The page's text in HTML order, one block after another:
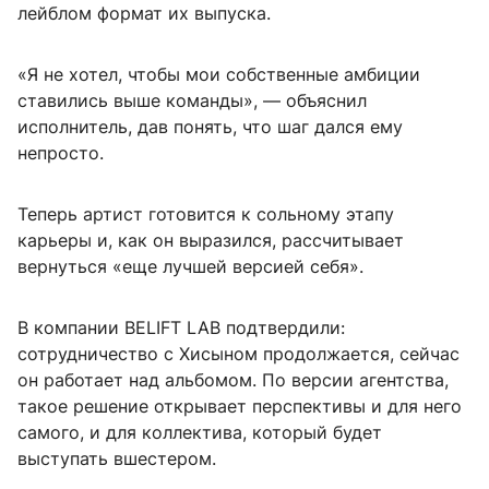
лейблом формат их выпуска.
«Я не хотел, чтобы мои собственные амбиции
ставились выше команды», — объяснил
исполнитель, дав понять, что шаг дался ему
непросто.
Теперь артист готовится к сольному этапу
карьеры и, как он выразился, рассчитывает
вернуться «еще лучшей версией себя».
В компании BELIFT LAB подтвердили:
сотрудничество с Хисыном продолжается, сейчас
он работает над альбомом. По версии агентства,
такое решение открывает перспективы и для него
самого, и для коллектива, который будет
выступать вшестером.